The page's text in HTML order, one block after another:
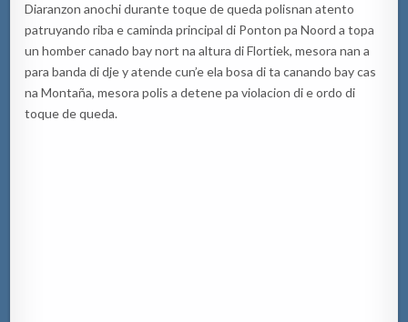
Diaranzon anochi durante toque de queda polisnan atento
patruyando riba e caminda principal di Ponton pa Noord a topa
un homber canado bay nort na altura di Flortiek, mesora nan a
para banda di dje y atende cun’e ela bosa di ta canando bay cas
na Montaña, mesora polis a detene pa violacion di e ordo di
toque de queda.